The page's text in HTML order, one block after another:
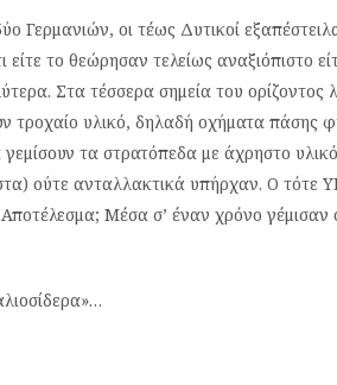
Γερμανιών, οι τέως Δυτικοί
το θεώρησαν τελείως αναξιόπιστο
Στα τέσσερα σημεία του ορίζοντος
τροχαίο υλικό, δηλαδή οχήματα πάσης
γεμίσουν τα στρατόπεδα με άχρηστο
ούτε ανταλλακτικά υπήρχαν. Ο τότε
Μέσα σ’ έναν χρόνο